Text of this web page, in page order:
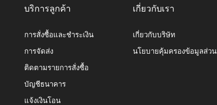
บริการลูกค้า
การสั่งซื้อและชำระเงิน
การจัดส่ง
ติดตามรายการสั่งซื้อ
บัญชีธนาคาร
แจ้งเงินโอน
เกี่ยวกับเรา
เกี่ยวกับบริษัท
นโยบายคุ้มครองข้อมูลส่ว